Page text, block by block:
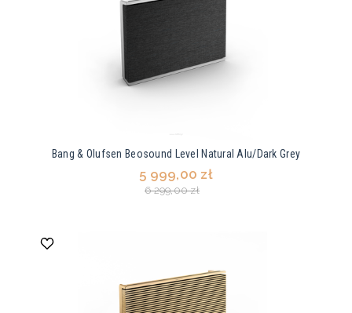
Bang & Olufsen Beosound Level Natural Alu/Dark Grey
5 999,00 zł
6 299,00 zł